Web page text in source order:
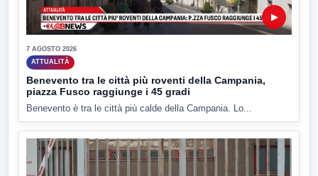
▶
7 AGOSTO 2026
ATTUALITÀ
Benevento tra le città più roventi della Campania,
piazza Fusco raggiunge i 45 gradi
Benevento è tra le città più calde della Campania. Lo...